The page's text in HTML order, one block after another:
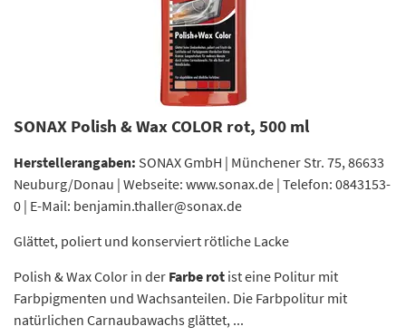
SONAX Polish & Wax COLOR rot, 500 ml
Herstellerangaben: SONAX GmbH | Münchener Str. 75, 86633
Neuburg/Donau | Webseite: www.sonax.de | Telefon: 0843153-
0 | E-Mail: benjamin.thaller@sonax.de
Glättet, poliert und konserviert rötliche Lacke
Polish & Wax Color in der Farbe rot ist eine Politur mit
Farbpigmenten und Wachsanteilen. Die Farbpolitur mit
natürlichen Carnaubawachs glättet, ...